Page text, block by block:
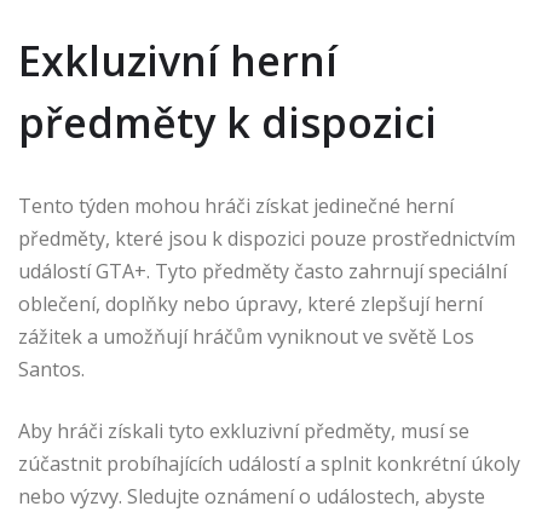
Exkluzivní herní
předměty k dispozici
Tento týden mohou hráči získat jedinečné herní
předměty, které jsou k dispozici pouze prostřednictvím
událostí GTA+. Tyto předměty často zahrnují speciální
oblečení, doplňky nebo úpravy, které zlepšují herní
zážitek a umožňují hráčům vyniknout ve světě Los
Santos.
Aby hráči získali tyto exkluzivní předměty, musí se
zúčastnit probíhajících událostí a splnit konkrétní úkoly
nebo výzvy. Sledujte oznámení o událostech, abyste